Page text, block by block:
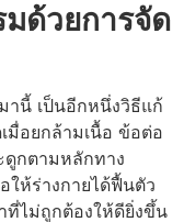
ด้วยการจัด
านี้ เป็นอีกหนึ่งวิธีแก้
มื่อยกล้ามเนื้อ ข้อต่อ
ดูกตามหลักทาง
ให้ร่างกายได้ฟื้นตัว
ที่ไม่ถูกต้องให้ดียิ่งขึ้น